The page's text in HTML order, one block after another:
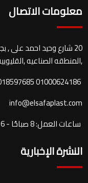
معلومات الاتصال
20 شارع وحيد احمد على ,
,المنطقه الصناعيه
01000624186 01018597685
info@elsafaplast.com
ساعات العمل: 8 صباحًا - 6 مساءً
النشرة الإخبارية